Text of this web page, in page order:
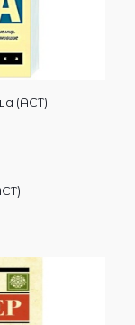
(АСТ)